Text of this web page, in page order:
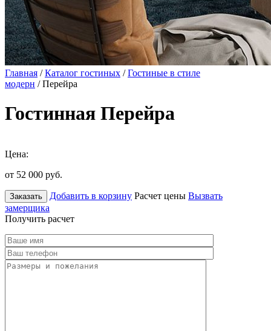
Главная /Каталог гостиных /Гостиные в стиле
модерн / Перейра
Гостинная Перейра
Цена:
от 52 000 руб.
Заказать Добавить в корзину Расчет цены Вызвать
замерщика
Получить расчет